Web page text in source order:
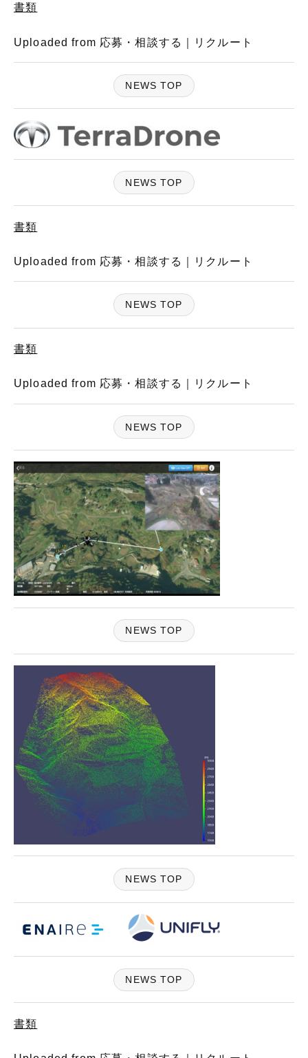
書類
Uploaded from 応募・相談する｜リクルート
NEWS TOP
NEWS TOP
書類
Uploaded from 応募・相談する｜リクルート
NEWS TOP
書類
Uploaded from 応募・相談する｜リクルート
NEWS TOP
NEWS TOP
NEWS TOP
NEWS TOP
書類